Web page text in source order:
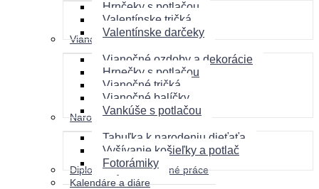
Hrnčeky s potlačou
Valentínske tričká
Valentínske darčeky
Vianoce
Vianočné ozdoby a dekorácie
Hrnečky s potlačou
Vianočné tričká
Vianočné balíčky
Vankúše s potlačou
Narodenie dieťaťa
Tabuľka k narodeniu dieťaťa
Vyšívanie košieľky a potlač
Fotorámiky
Diplomovky a záverečné práce
Kalendáre a diáre